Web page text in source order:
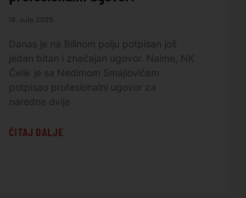
18. Jula 2025.
Danas je na Bilinom polju potpisan još
jedan bitan i značajan ugovor. Naime, NK
Čelik je sa Nedimom Smajlovićem
potpisao profesionalni ugovor za
naredne dvije
ČITAJ DALJE